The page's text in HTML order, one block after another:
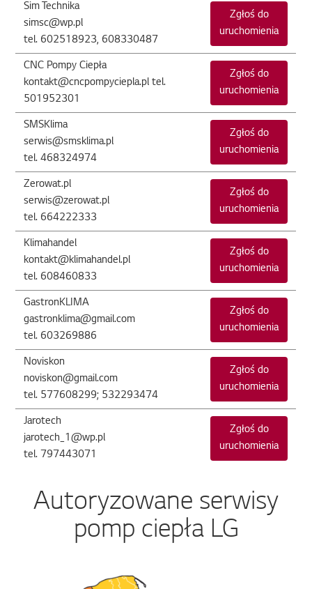
Sim Technika
simsc@wp.pl
tel. 602518923, 608330487
Zgłoś do
uruchomienia
CNC Pompy Ciepła
kontakt@cncpompyciepla.pl tel.
501952301
Zgłoś do
uruchomienia
SMSKlima
serwis@smsklima.pl
tel. 468324974
Zgłoś do
uruchomienia
Zerowat.pl
serwis@zerowat.pl
tel. 664222333
Zgłoś do
uruchomienia
Klimahandel
kontakt@klimahandel.pl
tel. 608460833
Zgłoś do
uruchomienia
GastronKLIMA
gastronklima@gmail.com
tel. 603269886
Zgłoś do
uruchomienia
Noviskon
noviskon@gmail.com
tel. 577608299; 532293474
Zgłoś do
uruchomienia
Jarotech
jarotech_1@wp.pl
tel. 797443071
Zgłoś do
uruchomienia
Autoryzowane serwisy
pomp ciepła LG